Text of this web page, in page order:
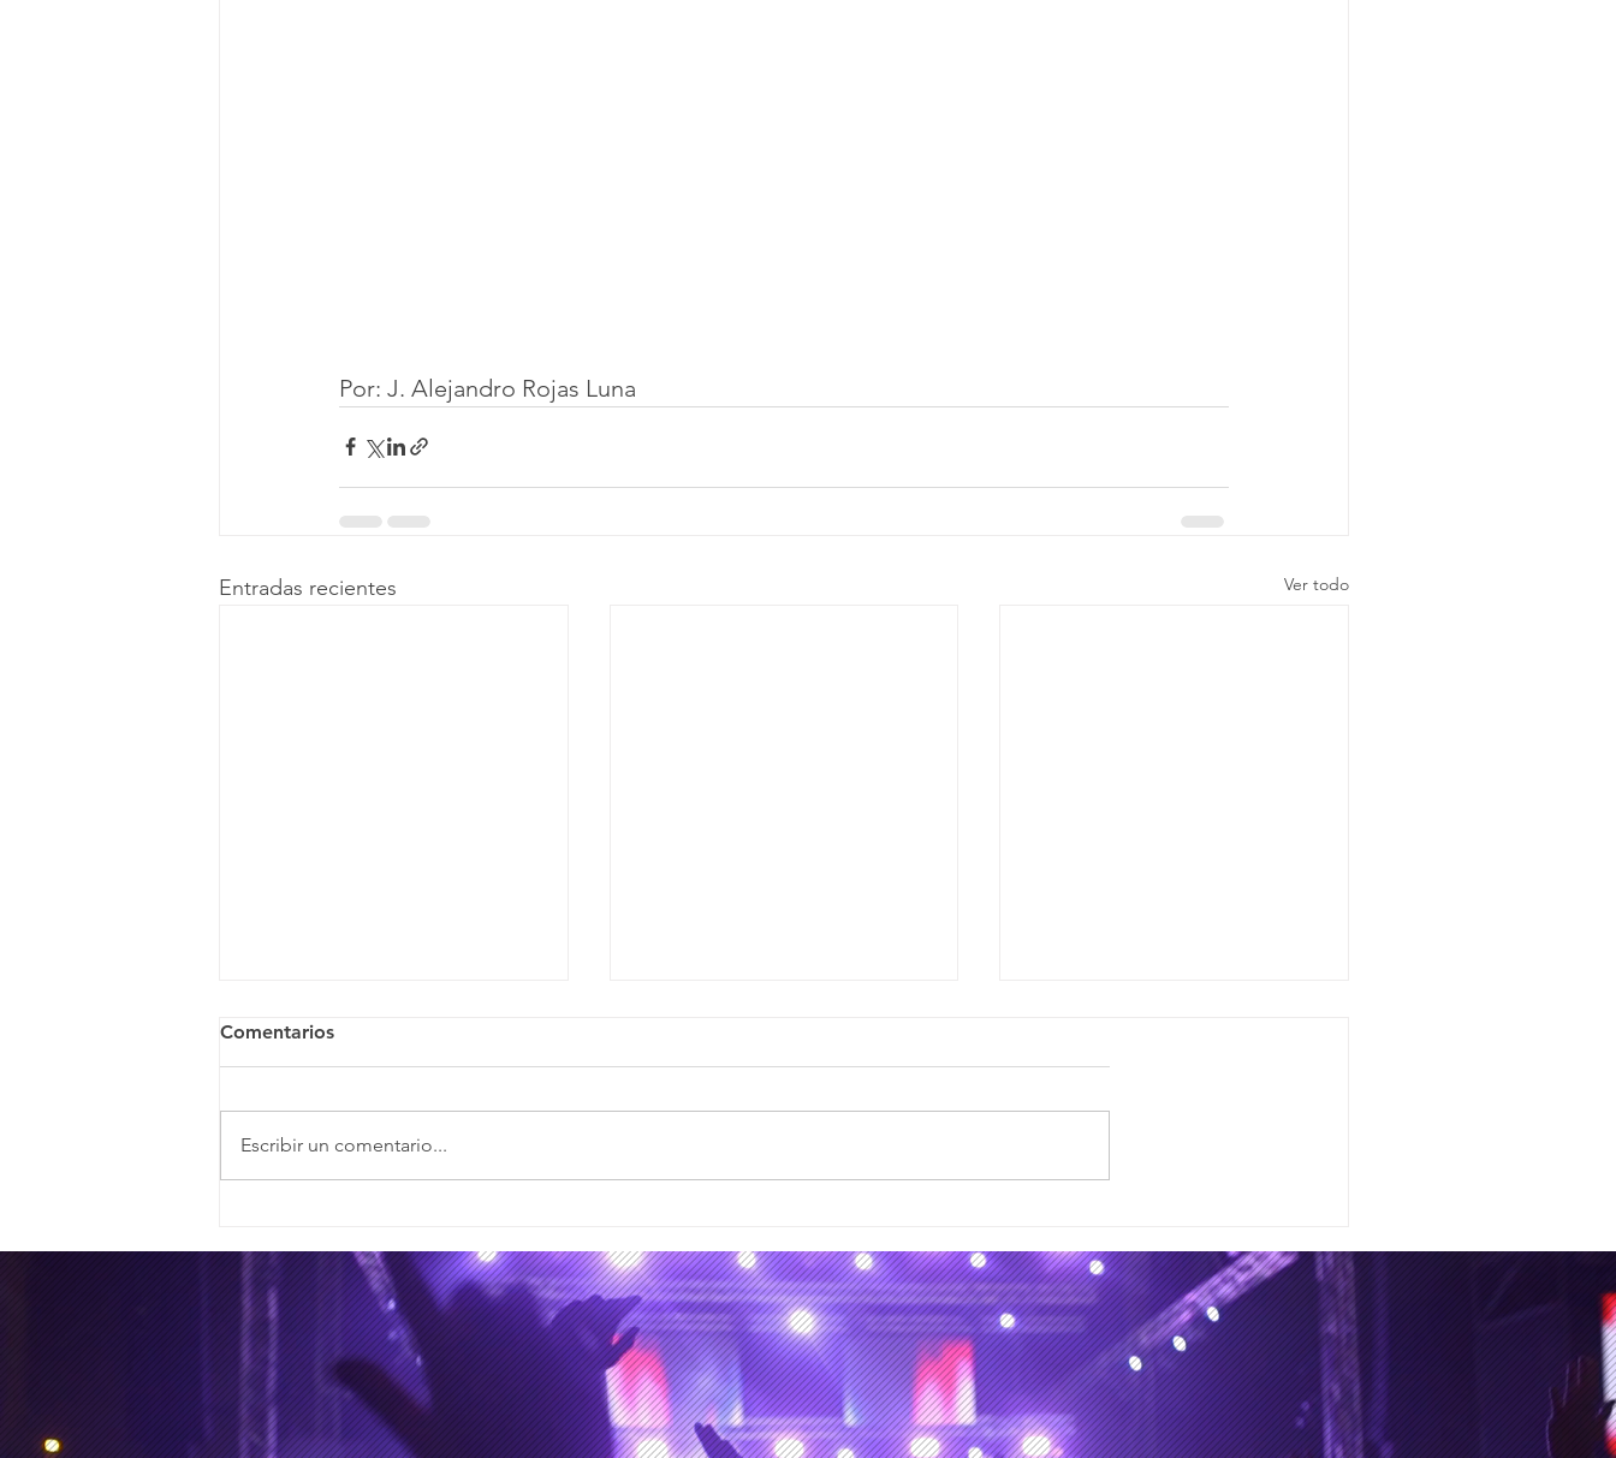
Por: J. Alejandro Rojas Luna
Entradas recientes Ver todo
entredicho en los tiempos
de la IA?
los días de la partida de
Kavinsky y Glen Hansard
curso de colisión para
materializar su siguiente
álbum de estudio
Comentarios
Escribir un comentario...